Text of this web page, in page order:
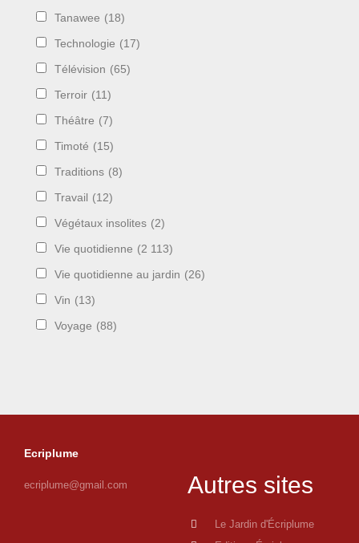
Tanawee (18)
Technologie (17)
Télévision (65)
Terroir (11)
Théâtre (7)
Timoté (15)
Traditions (8)
Travail (12)
Végétaux insolites (2)
Vie quotidienne (2 113)
Vie quotidienne au jardin (26)
Vin (13)
Voyage (88)
Ecriplume
ecriplume@gmail.com Autres sites
Le Jardin d'Écriplume